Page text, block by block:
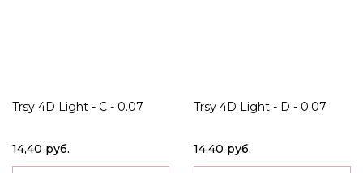
Trsy 4D Light - C - 0.07
14,40 руб.
Trsy 4D Light - D - 0.07
14,40 руб.